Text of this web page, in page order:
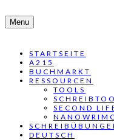
Menu
STARTSEITE
A215
BUCHMARKT
RESSOURCEN
TOOLS
SECOND
DEUTSCH